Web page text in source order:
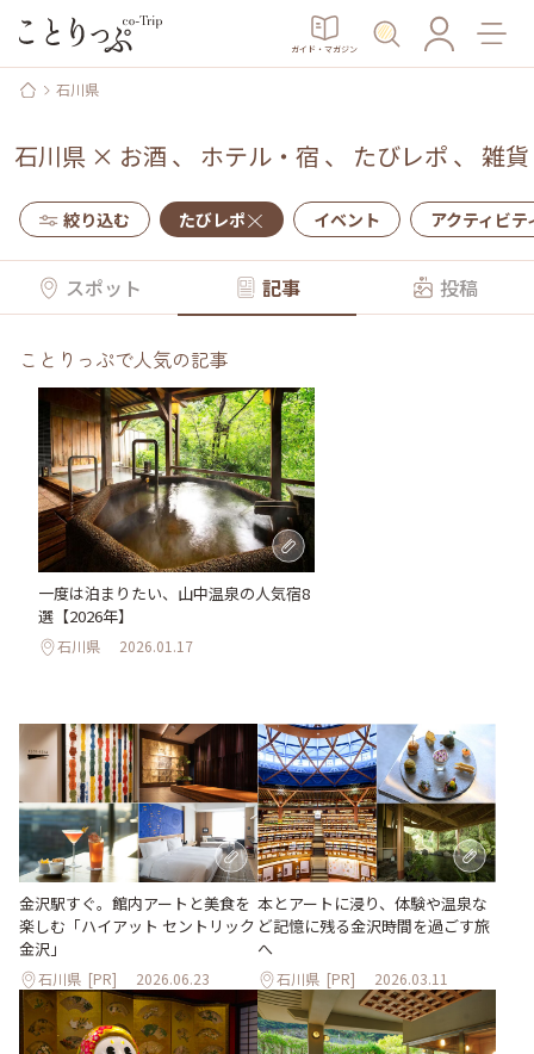
ガイド・マガジン
石川県
石川県 × お酒 、 ホテル・宿 、 たびレポ 、 雑貨
絞り込む たびレポ イベント アクティビテ
スポット 記事 投稿
ことりっぷで人気の記事
一度は泊まりたい、山中温泉の人気宿8
選【2026年】
石川県 2026.01.17
金沢駅すぐ。館内アートと美食を
楽しむ「ハイアット セントリック
金沢」
石川県 [PR] 2026.06.23
本とアートに浸り、体験や温泉な
ど記憶に残る金沢時間を過ごす旅
へ
石川県 [PR] 2026.03.11